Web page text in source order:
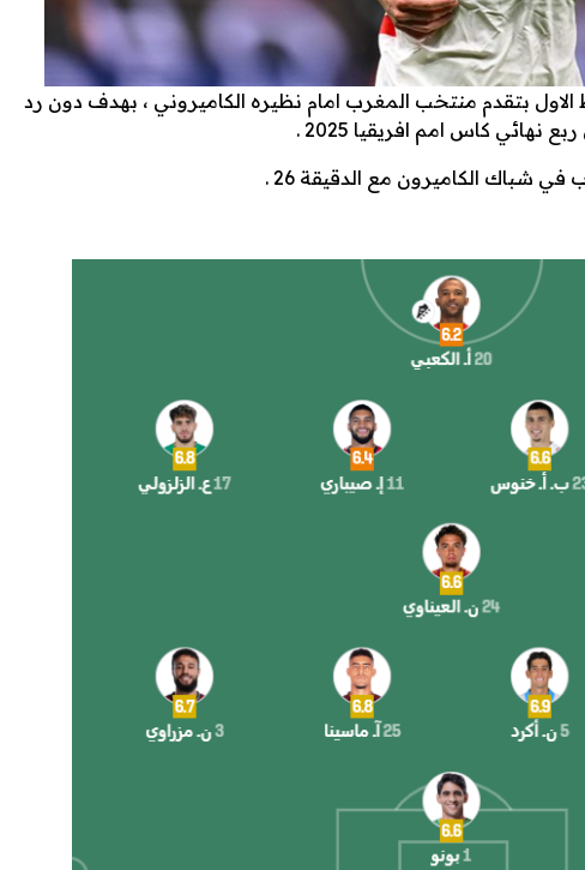
بتقدم منتخب المغرب امام نظيره الكاميروني ، بهدف دون رد
نهائي كاس امم افريقيا 2025 .
شباك الكاميرون مع الدقيقة 26 .